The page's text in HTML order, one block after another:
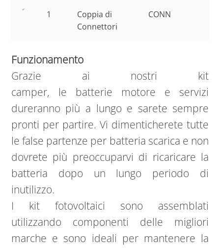
1
Coppia di
Connettori
CONN
Funzionamento
Grazie ai nostri kit
camper, le batterie motore e servizi
dureranno più a lungo e sarete sempre
pronti per partire. Vi dimenticherete tutte
le false partenze per batteria scarica e non
dovrete più preoccuparvi di ricaricare la
batteria dopo un lungo periodo di
inutilizzo.
I kit fotovoltaici sono assemblati
utilizzando componenti delle migliori
marche e sono ideali per mantenere la